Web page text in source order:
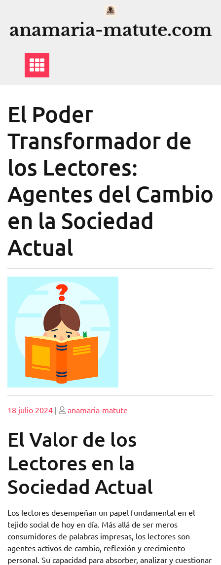
contenido
anamaria-matute.com
El Poder
Transformador de
los Lectores:
Agentes del Cambio
en la Sociedad
Actual
Publicado
18 julio 2024 | Publicado
anamaria-matute
El Valor de los
Lectores en la
Sociedad Actual
Los lectores desempeñan un papel fundamental en el
tejido social de hoy en día. Más allá de ser meros
consumidores de palabras impresas, los lectores son
agentes activos de cambio, reflexión y crecimiento
personal. Su capacidad para absorber, analizar y cuestionar